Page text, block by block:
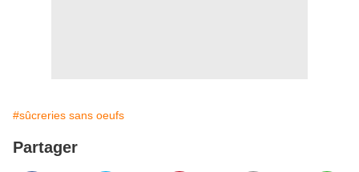
#sûcreries sans oeufs
Partager